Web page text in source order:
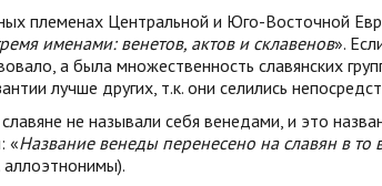
племенах Центральной и Юго-Восточной
именами: венетов, актов и склавенов».
а была множественность славянских
лучше других, т.к. они селились
не называли себя венедами, и это
«Название венеды перенесено на славян в то
аллоэтнонимы).